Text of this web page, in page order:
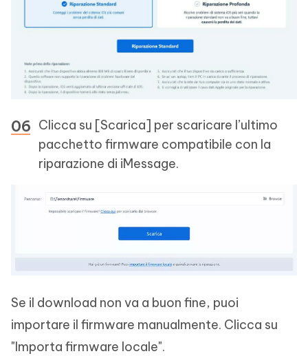
Clicca su [Scarica] per scaricare l’ultimo
pacchetto firmware compatibile con la
riparazione di iMessage.
Se il download non va a buon fine, puoi
importare il firmware manualmente. Clicca su
"Importa firmware locale".